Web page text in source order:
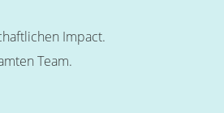
Impact.
Team.